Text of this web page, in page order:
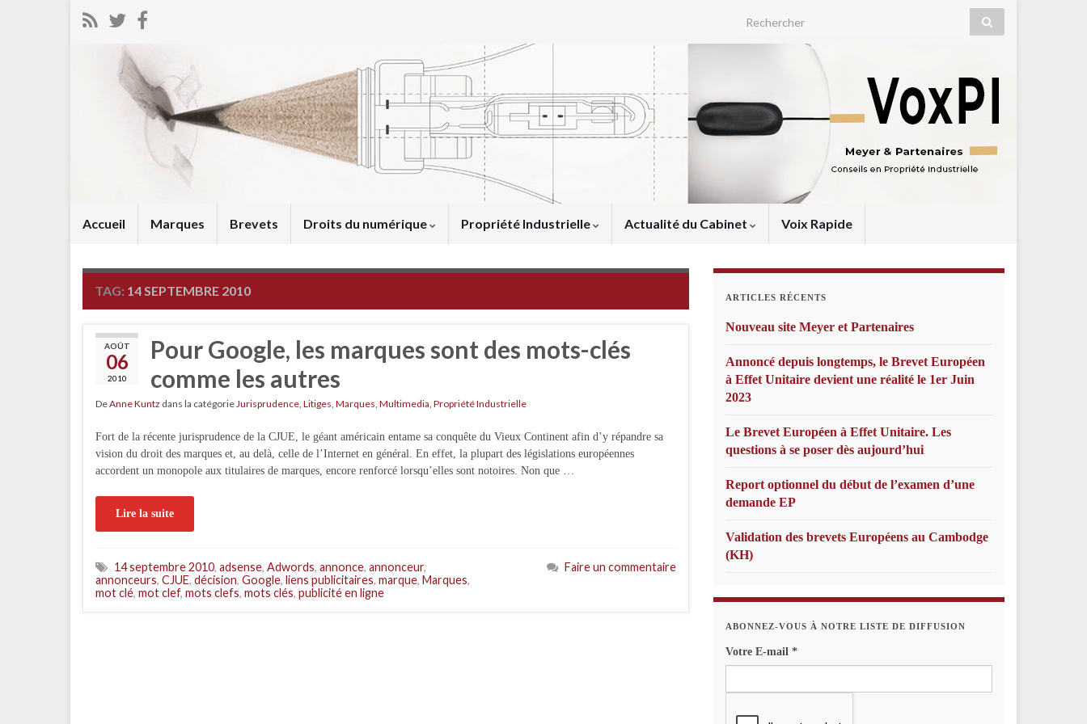
Search for:
Accueil Marques Brevets Droits du numérique Propriété Industrielle Actualité du Cabinet Voix Rapide
TAG: 14 SEPTEMBRE 2010
AOÛT
06
2010
Pour Google, les marques sont des mots-clés
comme les autres
DeAnne Kuntz dans la catégorieJurisprudence, Litiges, Marques, Multimedia, Propriété Industrielle
Fort de la récente jurisprudence de la CJUE, le géant américain entame sa conquête du Vieux Continent afin d’y répandre sa
vision du droit des marques et, au delà, celle de l’Internet en général. En effet, la plupart des législations européennes
accordent un monopole aux titulaires de marques, encore renforcé lorsqu’elles sont notoires. Non que …
Lire la suite
14 septembre 2010, adsense, Adwords, annonce, annonceur,
annonceurs, CJUE, décision, Google, liens publicitaires, marque, Marques,
mot clé, mot clef, mots clefs, mots clés, publicité en ligne
Faire un commentaire
ARTICLES RÉCENTS
Nouveau site Meyer et Partenaires
Annoncé depuis longtemps, le Brevet Européen
à Effet Unitaire devient une réalité le 1er Juin
2023
Le Brevet Européen à Effet Unitaire. Les
questions à se poser dès aujourd’hui
Report optionnel du début de l’examen d’une
demande EP
Validation des brevets Européens au Cambodge
(KH)
ABONNEZ-VOUS À NOTRE LISTE DE DIFFUSION
Votre E-mail *